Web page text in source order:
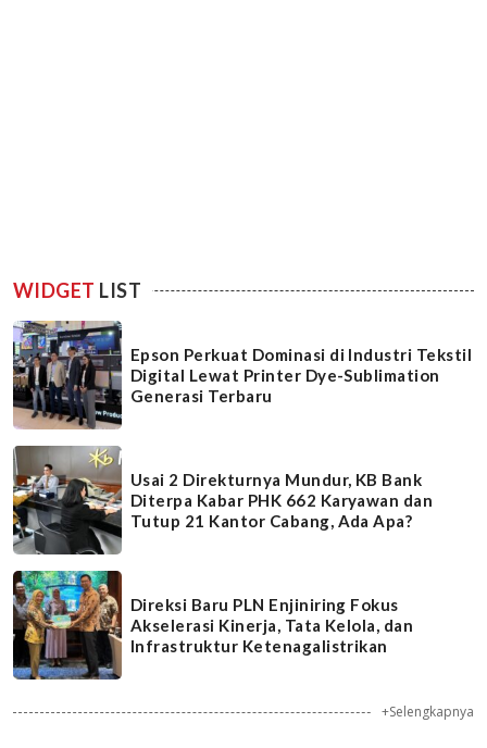
WIDGET LIST
Epson Perkuat Dominasi di Industri Tekstil
Digital Lewat Printer Dye-Sublimation
Generasi Terbaru
Usai 2 Direkturnya Mundur, KB Bank
Diterpa Kabar PHK 662 Karyawan dan
Tutup 21 Kantor Cabang, Ada Apa?
Direksi Baru PLN Enjiniring Fokus
Akselerasi Kinerja, Tata Kelola, dan
Infrastruktur Ketenagalistrikan
+Selengkapnya